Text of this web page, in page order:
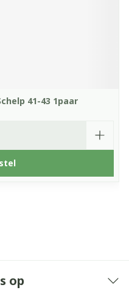
41-43 1paar
op